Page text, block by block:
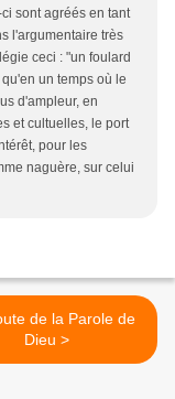
sont agréés en tant
l'argumentaire très
ceci : "un foulard
un temps où le
d'ampleur, en
et cultuelles, le port
pour les
naguère, sur celui
de la Parole de
Dieu >